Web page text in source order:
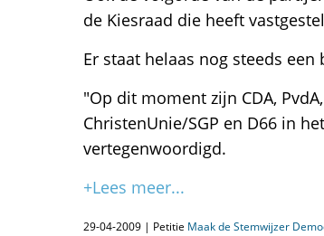
de Kiesraad die heeft
Er staat helaas nog steeds
"Op dit moment zijn CDA,
ChristenUnie/SGP en D66 in
vertegenwoordigd.
+Lees meer...
29-04-2009 | Petitie Maak de Stemwijzer